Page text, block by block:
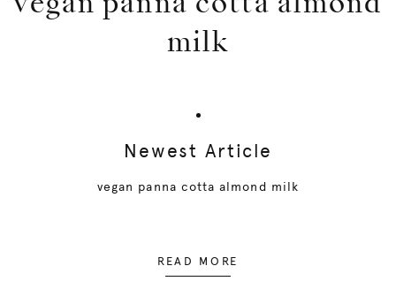
vegan panna cotta almond
milk
Newest Article
vegan panna cotta almond milk
READ MORE